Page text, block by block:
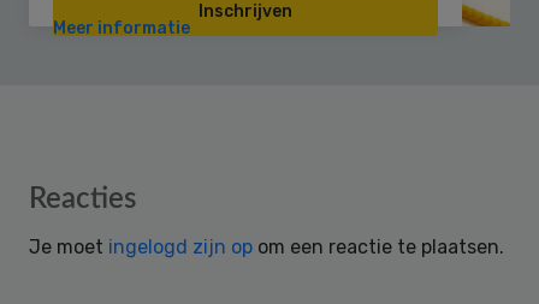
Inschrijven
Meer informatie
Reader
Reacties
Je moet ingelogd zijn op om een reactie te plaatsen.